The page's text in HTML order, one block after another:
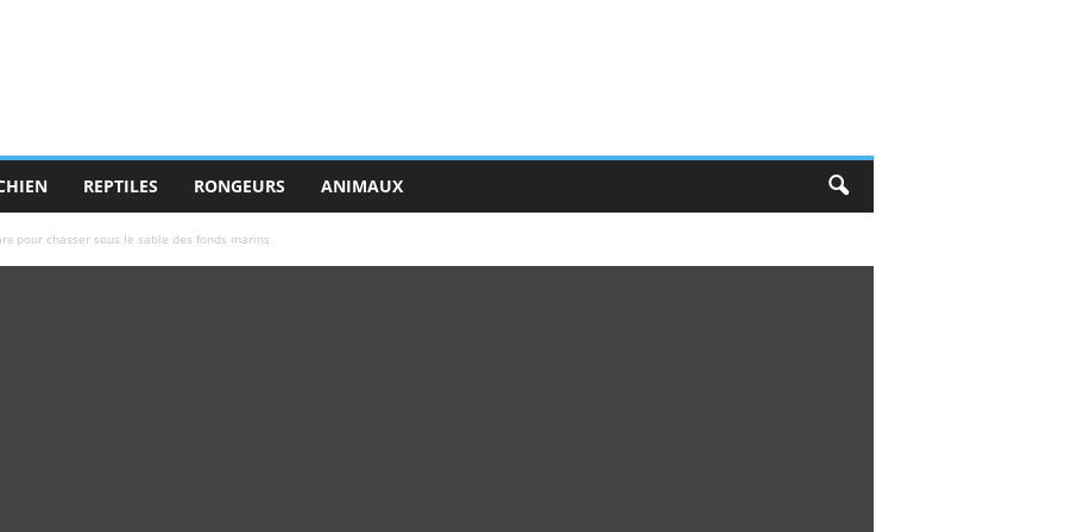
REPTILES RONGEURS ANIMAUX
pour chasser sous le sable des fonds marins